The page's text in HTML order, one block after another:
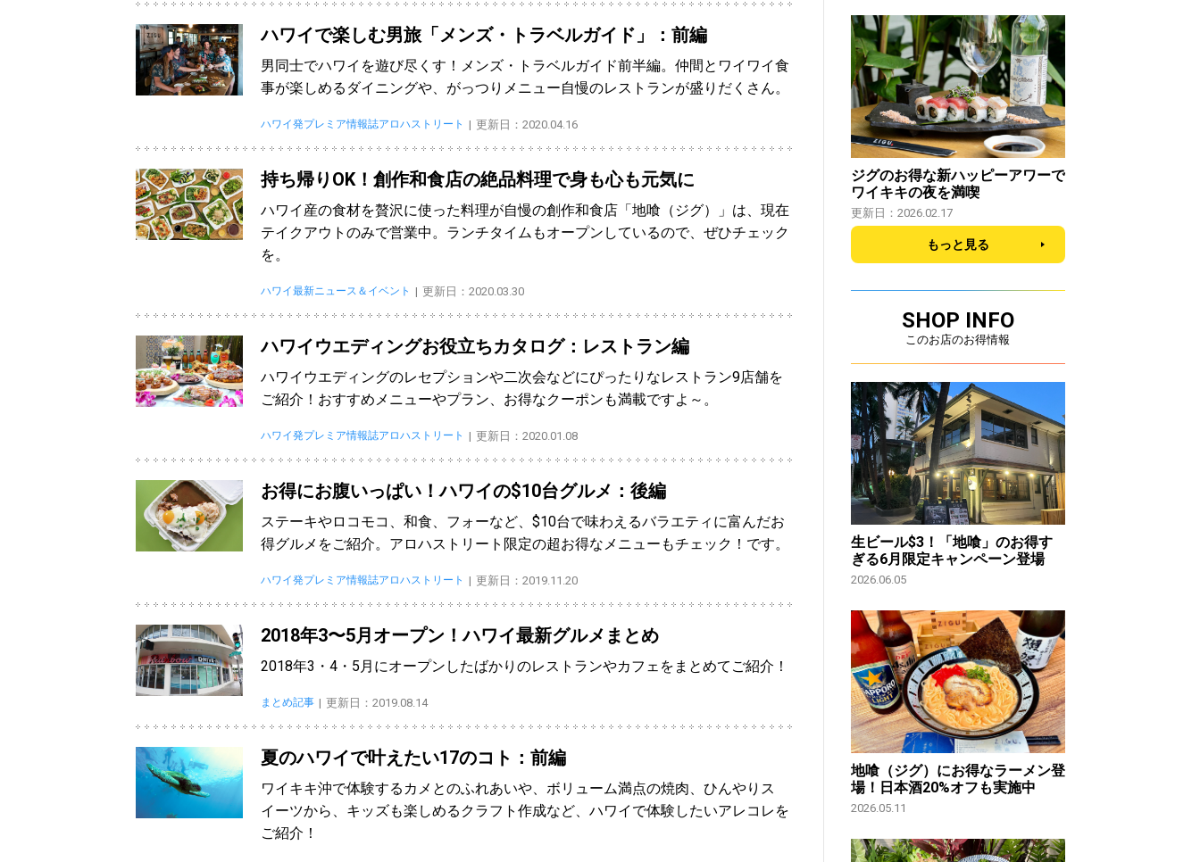
ハワイで楽しむ男旅「メンズ・トラベルガイド」：前編
男同士でハワイを遊び尽くす！メンズ・トラベルガイド前半編。仲間とワイワイ食
事が楽しめるダイニングや、がっつりメニュー自慢のレストランが盛りだくさん。
ハワイ発プレミア情報誌アロハストリート 更新日：2020.04.16
持ち帰りOK！創作和食店の絶品料理で身も心も元気に
ハワイ産の食材を贅沢に使った料理が自慢の創作和食店「地喰（ジグ）」は、現在
テイクアウトのみで営業中。ランチタイムもオープンしているので、ぜひチェック
を。
ハワイ最新ニュース＆イベント 更新日：2020.03.30
ハワイウエディングお役立ちカタログ：レストラン編
ハワイウエディングのレセプションや二次会などにぴったりなレストラン9店舗を
ご紹介！おすすめメニューやプラン、お得なクーポンも満載ですよ～。
ハワイ発プレミア情報誌アロハストリート 更新日：2020.01.08
お得にお腹いっぱい！ハワイの$10台グルメ：後編
ステーキやロコモコ、和食、フォーなど、$10台で味わえるバラエティに富んだお
得グルメをご紹介。アロハストリート限定の超お得なメニューもチェック！です。
ハワイ発プレミア情報誌アロハストリート 更新日：2019.11.20
2018年3〜5月オープン！ハワイ最新グルメまとめ
2018年3・4・5月にオープンしたばかりのレストランやカフェをまとめてご紹介！
まとめ記事 更新日：2019.08.14
夏のハワイで叶えたい17のコト：前編
ワイキキ沖で体験するカメとのふれあいや、ボリューム満点の焼肉、ひんやりス
イーツから、キッズも楽しめるクラフト作成など、ハワイで体験したいアレコレを
ご紹介！
ジグのお得な新ハッピーアワーで
ワイキキの夜を満喫
更新日：2026.02.17
もっと見る
SHOP INFO
このお店のお得情報
生ビール$3！「地喰」のお得す
ぎる6月限定キャンペーン登場
2026.06.05
地喰（ジグ）にお得なラーメン登
場！日本酒20%オフも実施中
2026.05.11